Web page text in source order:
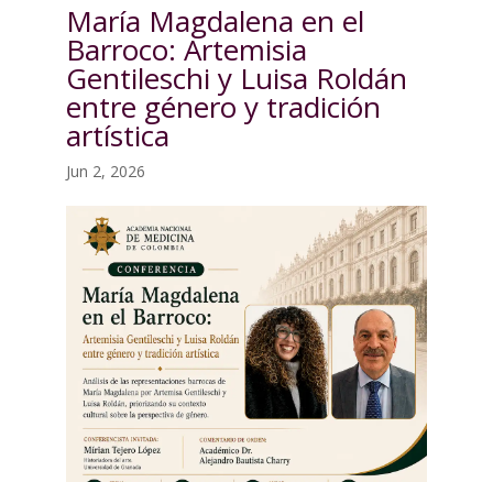
María Magdalena en el
Barroco: Artemisia
Gentileschi y Luisa Roldán
entre género y tradición
artística
Jun 2, 2026